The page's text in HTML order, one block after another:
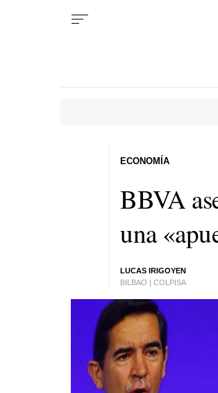
BBVA
una
LUCAS IRIGOYEN
BILBAO | COLPISA
ECONOMÍA